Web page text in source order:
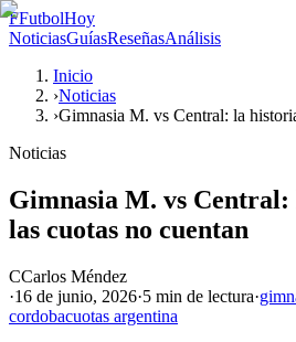
FFutbolHoy
NoticiasGuíasReseñasAnálisis
Inicio
›Noticias
›Gimnasia M. vs Central: la
Noticias
Gimnasia M. vs
las cuotas no cuentan
CCarlos Méndez
·16 de junio, 2026·5 min de lectura·
cordobacuotas argentina